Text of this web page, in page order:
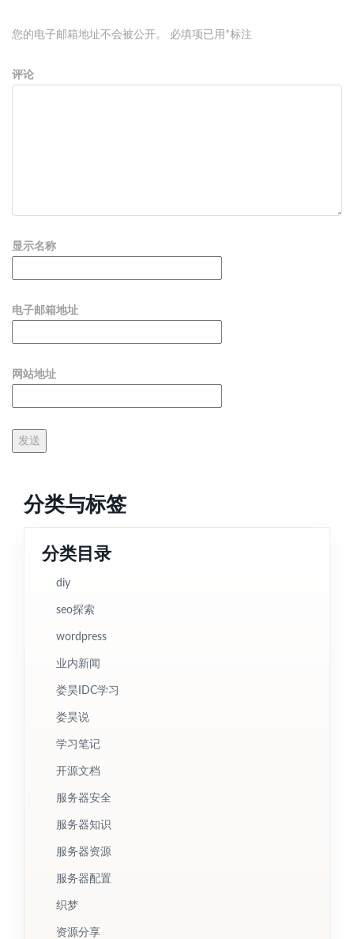
您的电子邮箱地址不会被公开。 必填项已用 *标注
评论
显示名称
电子邮箱地址
网站地址
分类与标签
分类目录
diy
seo探索
wordpress
业内新闻
娄昊IDC学习
娄昊说
学习笔记
开源文档
服务器安全
服务器知识
服务器资源
服务器配置
织梦
资源分享